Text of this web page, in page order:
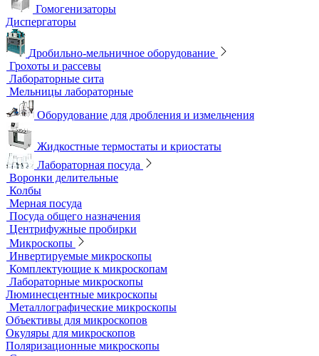
Водоподготовка
Бидистилляторы
Системы отчистки воды
Гомогенизаторы
Диспергаторы
Дробильно-мельничное оборудование
Грохоты и рассевы
Лабораторные сита
Мельницы лабораторные
Оборудование для дробления и измельчения
Жидкостные термостаты и криостаты
Лабораторная посуда
Воронки делительные
Колбы